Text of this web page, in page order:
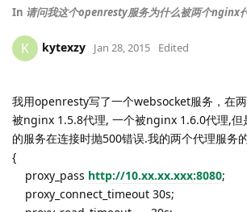
In 请问我这个openresty服务为什么被两个nginx
K kytexzy Jan 28, 2015 Edited
我用openresty写了一个websocket服务，在
被nginx 1.5.8代理, 一个被nginx 1.6.0代理,
的服务在连接时抛500错误.我的两个代理服务
{
proxy_pass http://10.xx.xx.xxx:8080;
proxy_connect_timeout 30s;